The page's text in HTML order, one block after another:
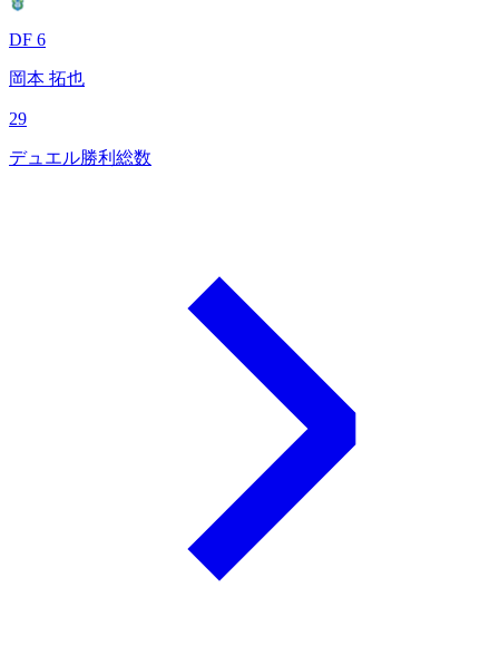
DF 6
岡本 拓也
29
デュエル勝利総数